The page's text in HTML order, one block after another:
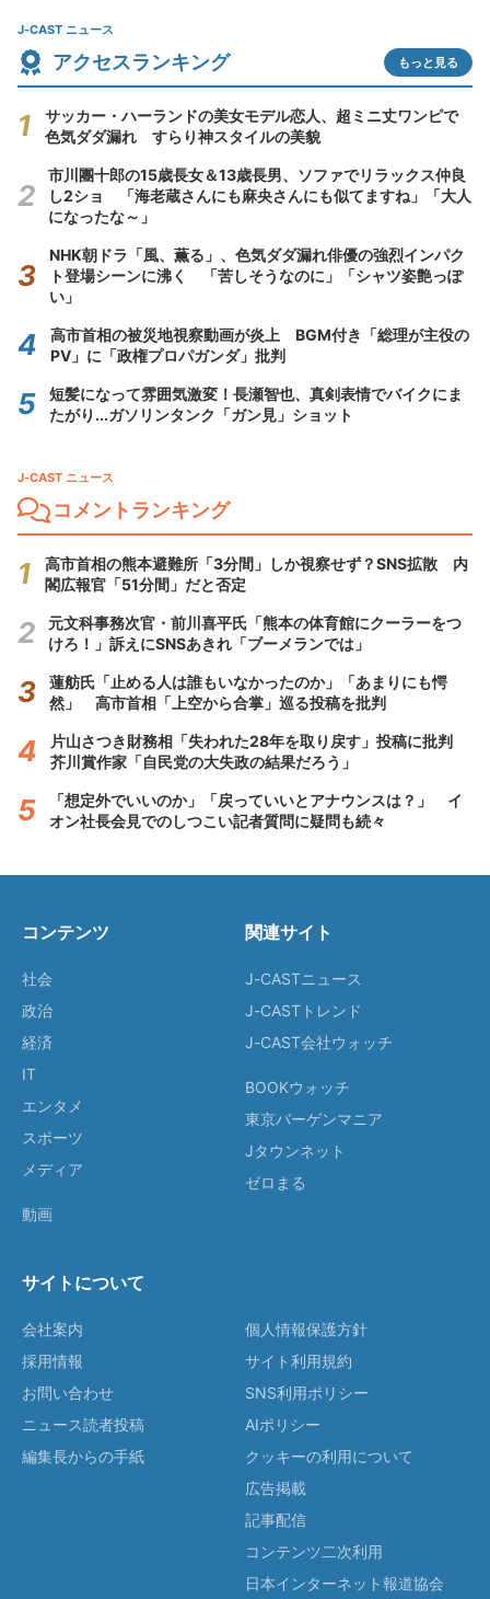
J-CAST ニュース
アクセスランキング もっと見る
サッカー・ハーランドの美女モデル恋人、超ミニ丈ワンピで
色気ダダ漏れ すらり神スタイルの美貌
市川團十郎の15歳長女＆13歳長男、ソファでリラックス仲良
し2ショ 「海老蔵さんにも麻央さんにも似てますね」「大人
になったな～」
NHK朝ドラ「風、薫る」、色気ダダ漏れ俳優の強烈インパク
ト登場シーンに沸く 「苦しそうなのに」「シャツ姿艶っぽ
い」
高市首相の被災地視察動画が炎上 BGM付き「総理が主役の
PV」に「政権プロパガンダ」批判
短髪になって雰囲気激変！長瀬智也、真剣表情でバイクにま
たがり...ガソリンタンク「ガン見」ショット
J-CAST ニュース
コメントランキング
高市首相の熊本避難所「3分間」しか視察せず？SNS拡散 内
閣広報官「51分間」だと否定
元文科事務次官・前川喜平氏「熊本の体育館にクーラーをつ
けろ！」訴えにSNSあきれ「ブーメランでは」
蓮舫氏「止める人は誰もいなかったのか」「あまりにも愕
然」 高市首相「上空から合掌」巡る投稿を批判
片山さつき財務相「失われた28年を取り戻す」投稿に批判
芥川賞作家「自民党の大失政の結果だろう」
「想定外でいいのか」「戻っていいとアナウンスは？」 イ
オン社長会見でのしつこい記者質問に疑問も続々
コンテンツ
社会
政治
経済
IT
エンタメ
スポーツ
メディア
動画
関連サイト
J-CASTニュース
J-CASTトレンド
J-CAST会社ウォッチ
BOOKウォッチ
東京バーゲンマニア
Jタウンネット
ゼロまる
サイトについて
会社案内
採用情報
お問い合わせ
ニュース読者投稿
編集長からの手紙
個人情報保護方針
サイト利用規約
SNS利用ポリシー
AIポリシー
クッキーの利用について
広告掲載
記事配信
コンテンツ二次利用
日本インターネット報道協会